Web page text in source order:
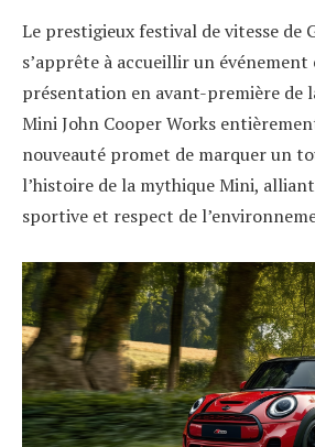
Le prestigieux festival de vitesse de
s’apprête à accueillir un
présentation en avant-première de
Mini John Cooper Works
nouveauté promet de marquer un
l’histoire de la mythique Mini,
sportive et respect de